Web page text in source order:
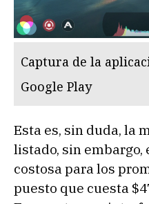
Captura de la
Google Play
Esta es, sin duda, la
listado, sin embargo,
costosa para los
puesto que cuesta